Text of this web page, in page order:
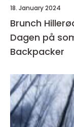
18. January 2024
Brunch Hillerød Den Perfekte Måde at
Dagen på
Backpacker